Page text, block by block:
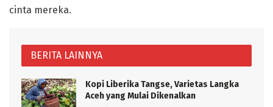
cinta mereka.
BERITA LAINNYA
Kopi Liberika Tangse, Varietas Langka
Aceh yang Mulai Dikenalkan